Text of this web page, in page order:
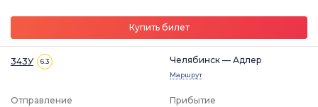
Купить билет
343У 6.3 Челябинск — Адлер
Маршрут
Отправление
Прибытие